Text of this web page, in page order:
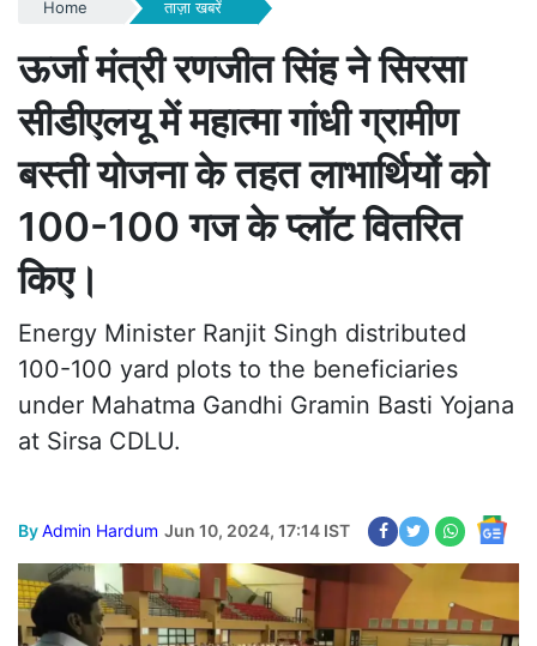
Home ताज़ा खबरें
ऊर्जा मंत्री रणजीत सिंह ने सिरसा
सीडीएलयू में महात्मा गांधी ग्रामीण
बस्ती योजना के तहत लाभार्थियों को
100-100 गज के प्लॉट वितरित
किए।
Energy Minister Ranjit Singh distributed
100-100 yard plots to the beneficiaries
under Mahatma Gandhi Gramin Basti Yojana
at Sirsa CDLU.
ByAdmin Hardum Jun 10, 2024, 17:14 IST